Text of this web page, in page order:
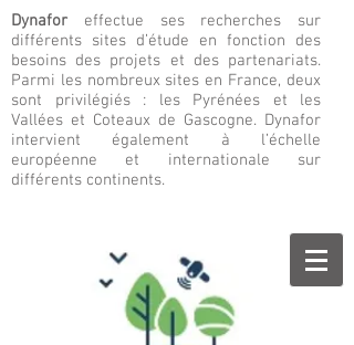
Dynafor effectue ses recherches sur
différents sites d’étude en fonction des
besoins des projets et des partenariats.
Parmi les nombreux sites en France, deux
sont privilégiés : les Pyrénées et les
Vallées et Coteaux de Gascogne. Dynafor
intervient également à l’échelle
européenne et internationale sur
différents continents.